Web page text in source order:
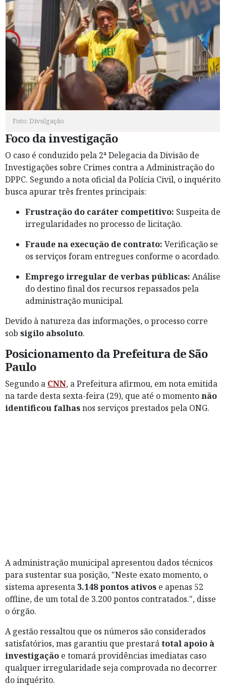
Foto: Divulgação
Foco da investigação
O caso é conduzido pela 2ª Delegacia da Divisão de
Investigações sobre Crimes contra a Administração do
DPPC. Segundo a nota oficial da Polícia Civil, o inquérito
busca apurar três frentes principais:
Frustração do caráter competitivo: Suspeita de
irregularidades no processo de licitação.
Fraude na execução de contrato: Verificação se
os serviços foram entregues conforme o acordado.
Emprego irregular de verbas públicas: Análise
do destino final dos recursos repassados pela
administração municipal.
Devido à natureza das informações, o processo corre
sob sigilo absoluto.
Posicionamento da Prefeitura de São
Paulo
Segundo a CNN, a Prefeitura afirmou, em nota emitida
na tarde desta sexta-feira (29), que até o momentonão
identificou falhasnos serviços prestados pela ONG.
A administração municipal apresentou dados técnicos
para sustentar sua posição, "Neste exato momento, o
sistema apresenta 3.148 pontos ativos e apenas 52
offline, de um total de 3.200 pontos contratados.", disse
o órgão.
A gestão ressaltou que os números são considerados
satisfatórios, mas garantiu que prestarátotal apoio à
investigação e tomará providências imediatas caso
qualquer irregularidade seja comprovada no decorrer
do inquérito.